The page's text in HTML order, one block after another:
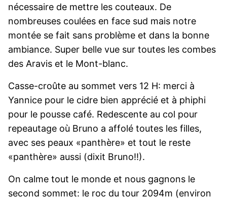
nécessaire de mettre les couteaux. De
nombreuses coulées en face sud mais notre
montée se fait sans problème et dans la bonne
ambiance. Super belle vue sur toutes les combes
des Aravis et le Mont-blanc.
Casse-croûte au sommet vers 12 H: merci à
Yannice pour le cidre bien apprécié et à phiphi
pour le pousse café. Redescente au col pour
repeautage où Bruno a affolé toutes les filles,
avec ses peaux «panthère» et tout le reste
«panthère» aussi (dixit Bruno!!).
On calme tout le monde et nous gagnons le
second sommet: le roc du tour 2094m (environ